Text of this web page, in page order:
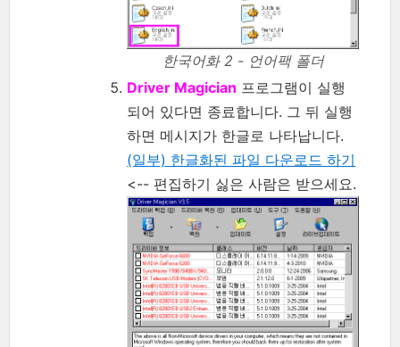
한국어화 2 - 언어팩 폴더
Driver Magician 프로그램이 실행
되어 있다면 종료합니다. 그 뒤 실행
하면 메시지가 한글로 나타납니다.
(일부) 한글화된 파일 다운로드 하기
<-- 편집하기 싫은 사람은 받으세요.